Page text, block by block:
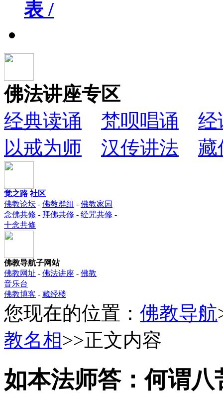
表 /
佛法讲座专区
经典读诵
梵呗唱诵
经
以戒为师
汉传讲法 藏
觉之路 社区
佛教论坛 - 佛教群组 - 佛教家园
念佛共修 - 拜佛共修 - 经咒共修 -
十念共修
佛教导航子网站
佛教网址 - 佛法讲座 - 佛教
音乐台
佛教博客 - 藏经楼
您现在的位置： 佛教导航
教名相>>正文内容
如本法师答：何谓八